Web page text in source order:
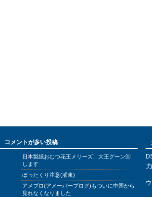
コメントが多い投稿
日本製紙おむつ花王メリーズ、大王グーン卸
します
ぼったくり注意(浦東)
アメブロ(アメーバーブログ)もついに中国から
見れなくなりました